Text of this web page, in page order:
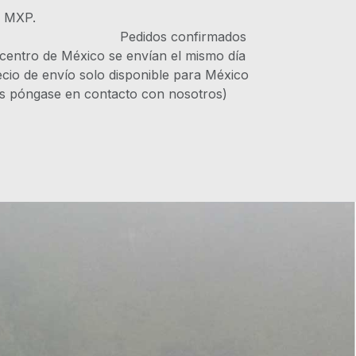
Pedidos confirmados
de México se envían el mismo día
de envío solo disponible para México
póngase en contacto con nosotros)